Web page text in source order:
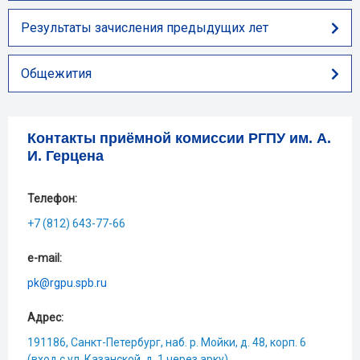
Результаты зачисления предыдущих лет
Общежития
Контакты приёмной комиссии РГПУ им. А.
И. Герцена
Телефон:
+7 (812) 643-77-66
e-mail:
pk@rgpu.spb.ru
Адрес:
191186, Санкт-Петербург, наб. р. Мойки, д. 48, корп. 6